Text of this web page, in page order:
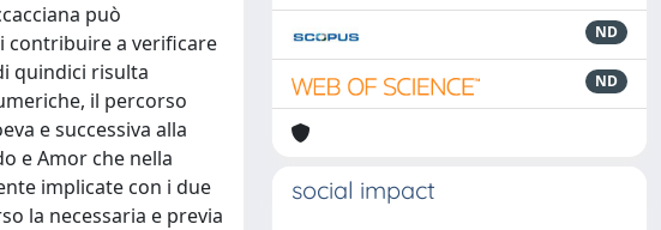
può
contribuire a verificare
quindici risulta
il percorso
e successiva alla
e Amor che nella
implicate con i due
la necessaria e previa
ND
ND
social impact